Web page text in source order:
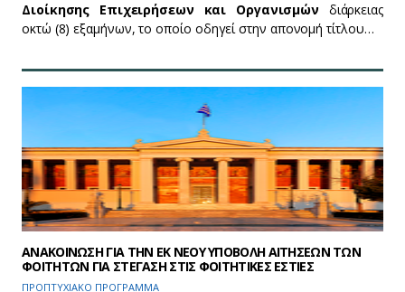
Διοίκησης Επιχειρήσεων και Οργανισμών διάρκειας
οκτώ (8) εξαμήνων, το οποίο οδηγεί στην απονομή τίτλου…
ΑΝΑΚΟΙΝΩΣΗ ΓΙΑ ΤΗΝ ΕΚ ΝΕΟΥ ΥΠΟΒΟΛΗ ΑΙΤΗΣΕΩΝ ΤΩΝ
ΦΟΙΤΗΤΩΝ ΓΙΑ ΣΤΕΓΑΣΗ ΣΤΙΣ ΦΟΙΤΗΤΙΚΕΣ ΕΣΤΙΕΣ
ΠΡΟΠΤΥΧΙΑΚΟ ΠΡΟΓΡΑΜΜΑ